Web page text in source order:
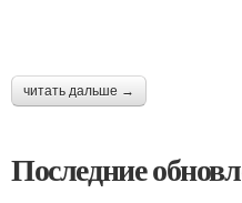
читать дальше →
Последние